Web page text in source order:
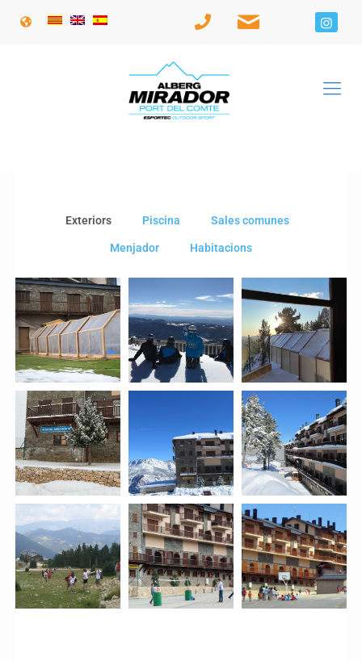
Exteriors Piscina Sales comunes
Menjador Habitacions